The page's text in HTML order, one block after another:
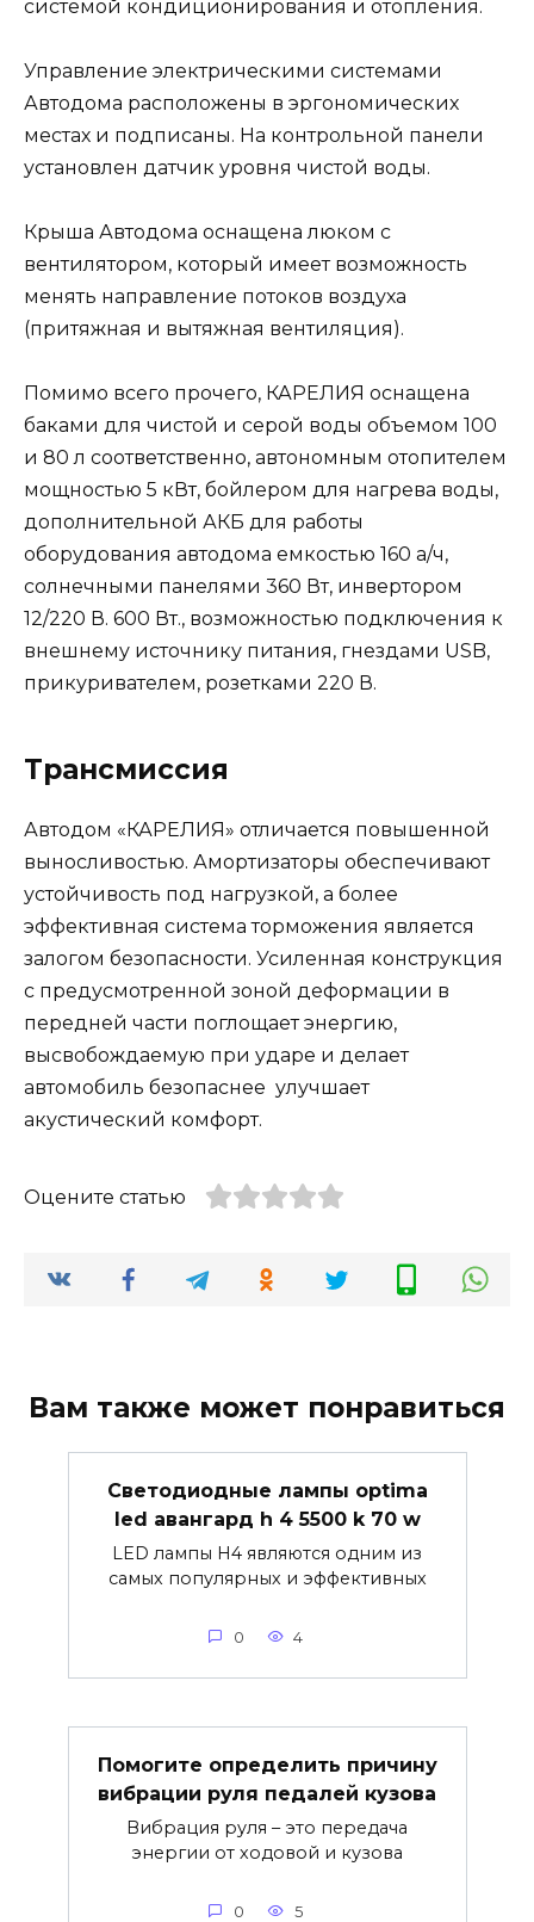
системой кондиционирования и отопления.
Управление электрическими системами
Автодома расположены в эргономических
местах и подписаны. На контрольной панели
установлен датчик уровня чистой воды.
Крыша Автодома оснащена люком с
вентилятором, который имеет возможность
менять направление потоков воздуха
(притяжная и вытяжная вентиляция).
Помимо всего прочего, КАРЕЛИЯ оснащена
баками для чистой и серой воды объемом 100
и 80 л соответственно, автономным отопителем
мощностью 5 кВт, бойлером для нагрева воды,
дополнительной АКБ для работы
оборудования автодома емкостью 160 а/ч,
солнечными панелями 360 Вт, инвертором
12/220 В. 600 Вт., возможностью подключения к
внешнему источнику питания, гнездами USB,
прикуривателем, розетками 220 В.
Трансмиссия
Автодом «КАРЕЛИЯ» отличается повышенной
выносливостью. Амортизаторы обеспечивают
устойчивость под нагрузкой, а более
эффективная система торможения является
залогом безопасности. Усиленная конструкция
с предусмотренной зоной деформации в
передней части поглощает энергию,
высвобождаемую при ударе и делает
автомобиль безопаснее улучшает
акустический комфорт.
Оцените статью
Вам также может понравиться
Светодиодные лампы optima
led авангард h 4 5500 k 70 w
LED лампы H4 являются одним из
самых популярных и эффективных
0 4
Помогите определить причину
вибрации руля педалей кузова
Вибрация руля – это передача
энергии от ходовой и кузова
0 5